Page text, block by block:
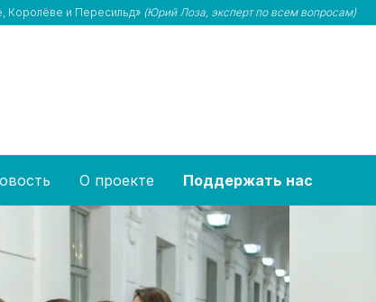
Королёве и Пересильд» (Юрий Лоза, эксперт по всем вопросам)
О проекте Поддержать нас